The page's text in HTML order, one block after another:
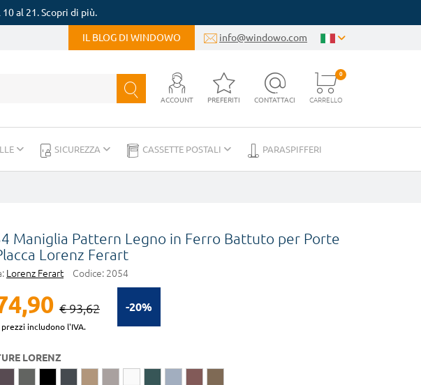
al 21. Scopri di più.
IL BLOG DI WINDOWO info@windowo.com
ACCOUNT PREFERITI CONTATTACI CARRELLO
0
SICUREZZA CASSETTE POSTALI PARASPIFFERI
Maniglia Pattern Legno in Ferro Battuto per Porte
Lorenz Ferart
Lorenz Ferart Codice: 2054
-20%
€ 93,62
includono l'IVA.
LORENZ